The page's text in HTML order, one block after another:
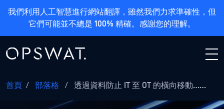
我們利用人工智慧進行網站翻譯，雖然我們力求準確性，但
它們可能並不總是 100% 精確。感謝您的理解。
首頁 / 部落格 / 透過資料防止 IT 至 OT 的橫向移動……